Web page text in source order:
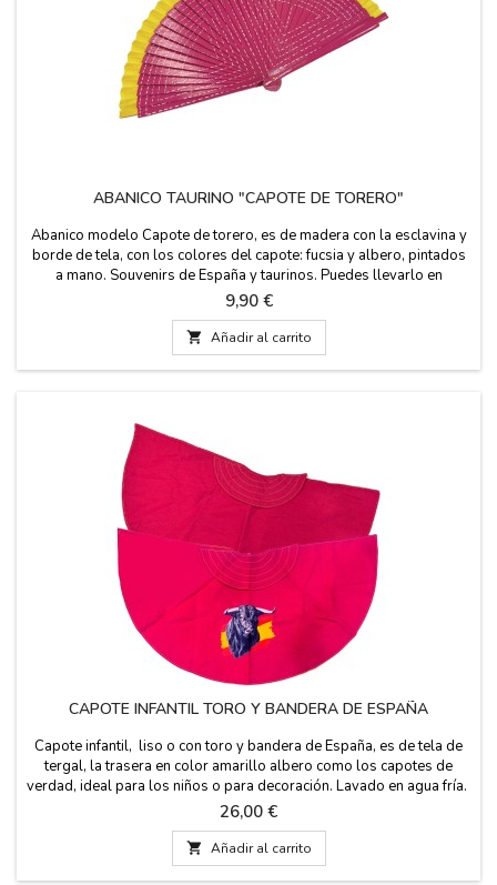
ABANICO TAURINO "CAPOTE DE TORERO"
Abanico modelo Capote de torero, es de madera con la esclavina y
borde de tela, con los colores del capote: fucsia y albero, pintados
a mano. Souvenirs de España y taurinos. Puedes llevarlo en
el cuelga abanico muy práctico para no perderlo. Medidas: 23 x 41
cm.
Precio
9,90 €
 Añadir al carrito
CAPOTE INFANTIL TORO Y BANDERA DE ESPAÑA
Capote infantil, liso o con toro y bandera de España, es de tela de
tergal, la trasera en color amarillo albero como los capotes de
verdad, ideal para los niños o para decoración. Lavado en agua fría.
Medidas: Modelo Toro España: 130 cm de ancho por 62 cm de
largo. Modelo Liso: 132 cm de ancho por 63 cm de alto.
Precio
26,00 €
 Añadir al carrito